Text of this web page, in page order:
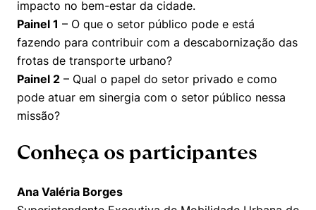
impacto no bem-estar da cidade.
Painel 1 – O que o setor público pode e está
fazendo para contribuir com a descabornização das
frotas de transporte urbano?
Painel 2 – Qual o papel do setor privado e como
pode atuar em sinergia com o setor público nessa
missão?
Conheça os participantes
Ana Valéria Borges